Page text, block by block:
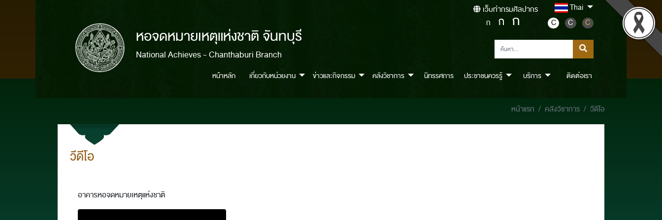
หอจดหมายเหตุแห่งชาติ จันทบุรี
National Achieves - Chanthaburi Branch
เว็บท่ากรมศิลปากร
Thai
ก
ก ก C C C
หน้าหลัก เกี่ยวกับหน่วยงาน ข่าวและกิจกรรม คลังวิชาการ นิทรรศการ ประชาชนควรรู้ บริการ ติดต่อเรา
หน้าแรก คลังวิชาการ วีดีโอ
วีดีโอ
อาคารหอจดหมายเหตุแห่งชาติ